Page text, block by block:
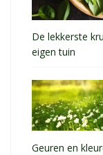
De lekkerste
eigen tuin
Geuren en